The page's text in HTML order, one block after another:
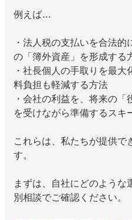
例えば…
・法人税の支払いを合法
の「簿外資産」を形成する
・社長個人の手取りを最
料負担も軽減する方法
・会社の利益を、将来の
を受けながら準備するスキ
これらは、私たちが提供で
す。
まずは、自社にどのような
別相談でご確認ください。